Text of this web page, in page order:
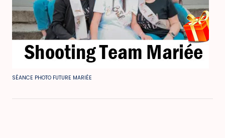
SÉANCE PHOTO FUTURE MARIÉE